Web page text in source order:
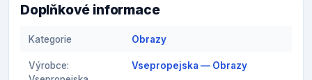
Doplňkové informace
Kategorie Obrazy
Výrobce:
Vsepropejska — Obrazy